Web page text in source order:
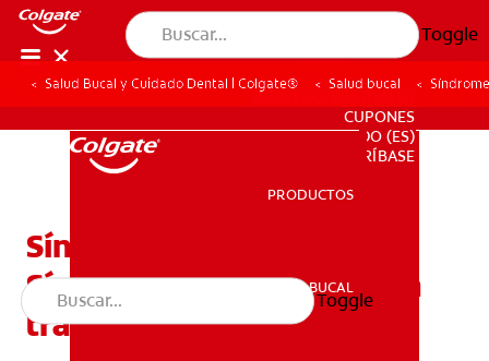
Toggle
SALUD BUCAL
PARA PROFESIONALES
CUPONES
DO (ES)
SUSCRÍBASE
PRODUCTOS
SALUD BUCAL
Toggle
Salud Bucal y Cuidado Dental | Colgate® Salud bucal
Síndrome de Eagle:
Síntomas y opciones para
tratarlo